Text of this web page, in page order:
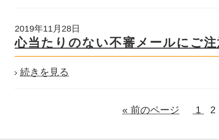
2019年11月28日
心当たりのない不審メールにご
続きを見る
« 前のページ 1 2